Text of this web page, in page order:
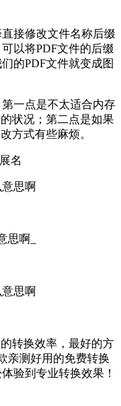
接修改文件名称后缀
以将PDF文件的后缀
的PDF文件就变成图
一点是不太适合内存
状况；第二点是如果
方式有些麻烦。
名
转换效率，最好的方
亲测好用的免费转换
验到专业转换效果！